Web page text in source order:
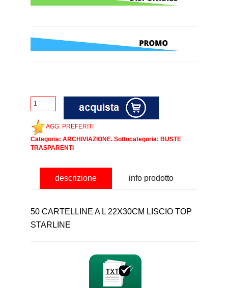
AGG. PREFERITI
Categoria: ARCHIVIAZIONE. Sottocategoria: BUSTE
TRASPARENTI
descrizione info prodotto
50 CARTELLINE A L 22X30CM LISCIO TOP
STARLINE